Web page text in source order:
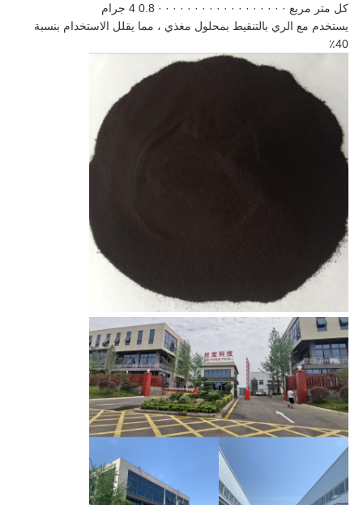
كل متر مربع · · · · · · · · · · · · · · · · · · 0.8 4 جرام
يستخدم مع الري بالتنقيط بمحلول مغذي ، مما يقلل الاستخدام بنسبة
40٪